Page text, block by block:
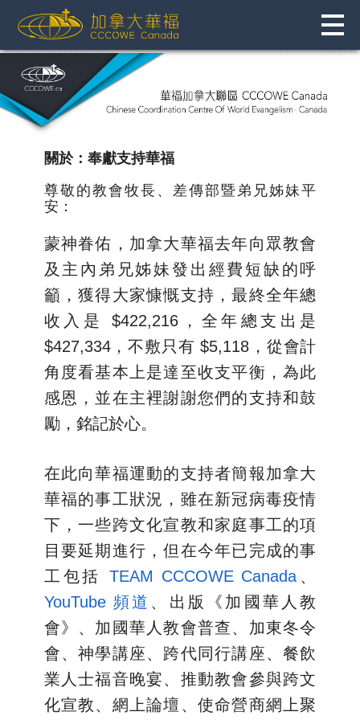
content
關於：奉獻支持華福
尊敬的教會牧長、差傳部暨弟兄姊妹平
安：
蒙神眷佑，加拿大華福去年向眾教會
及主內弟兄姊妹發出經費短缺的呼
籲，獲得大家慷慨支持，最終全年總
收入是 $422,216，全年總支出是
$427,334，不敷只有 $5,118，從會計
角度看基本上是達至收支平衡，為此
感恩，並在主裡謝謝您們的支持和鼓
勵，銘記於心。
在此向華福運動的支持者簡報加拿大
華福的事工狀況，雖在新冠病毒疫情
下，一些跨文化宣教和家庭事工的項
目要延期進行，但在今年已完成的事
工包括 TEAM CCCOWE Canada 、
YouTube 頻道 、出版《加國華人教
會》、加國華人教會普查、加東冬令
會、神學講座、跨代同行講座、餐飲
業人士福音晚宴、推動教會參與跨文
化宣教、網上論壇、使命營商網上聚